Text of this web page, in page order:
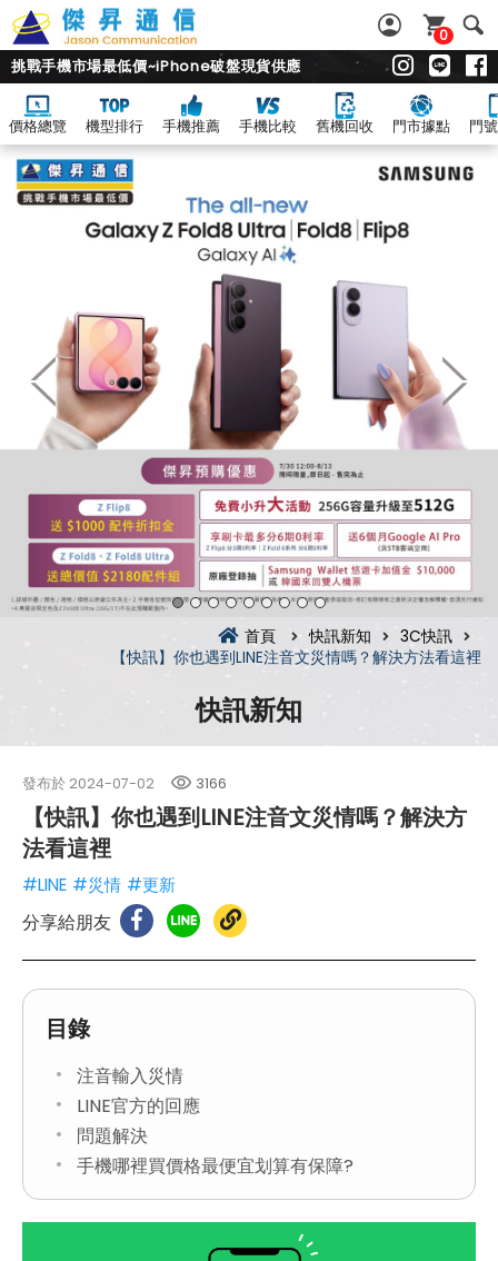
0
挑戰手機市場最低價~iPhone破盤現貨供應
價格總覽 機型排行 手機推薦 手機比較 舊機回收 門市據點 門
首頁 快訊新知
3C快訊
【快訊】你也遇到LINE注音文災情嗎？解決方法看這裡
快訊新知
發布於 2024-07-02 3166
【快訊】你也遇到LINE注音文災情嗎？解決方
法看這裡
#LINE #災情 #更新
分享給朋友
目錄
注音輸入災情
LINE官方的回應
問題解決
手機哪裡買價格最便宜划算有保障?